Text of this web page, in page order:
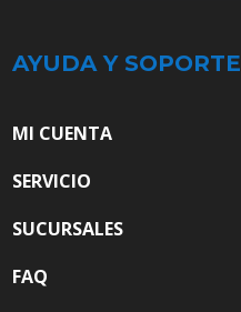
AYUDA Y SOPORTE
MI CUENTA
SERVICIO
SUCURSALES
FAQ